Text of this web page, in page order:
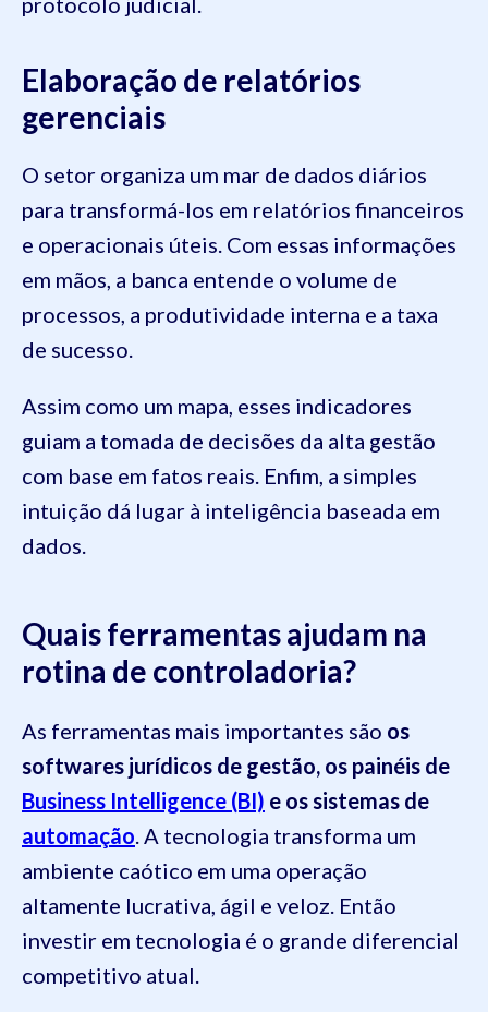
Elaboração de relatórios
gerenciais
O setor organiza um mar de dados diários
para transformá-los em relatórios financeiros
e operacionais úteis. Com essas informações
em mãos, a banca entende o volume de
processos, a produtividade interna e a taxa
de sucesso.
Assim como um mapa, esses indicadores
guiam a tomada de decisões da alta gestão
com base em fatos reais. Enfim, a simples
intuição dá lugar à inteligência baseada em
dados.
Quais ferramentas ajudam na
rotina de controladoria?
As ferramentas mais importantes são os
softwares jurídicos de gestão, os painéis de
Business Intelligence (BI) e os sistemas de
automação. A tecnologia transforma um
ambiente caótico em uma operação
altamente lucrativa, ágil e veloz. Então
investir em tecnologia é o grande diferencial
competitivo atual.